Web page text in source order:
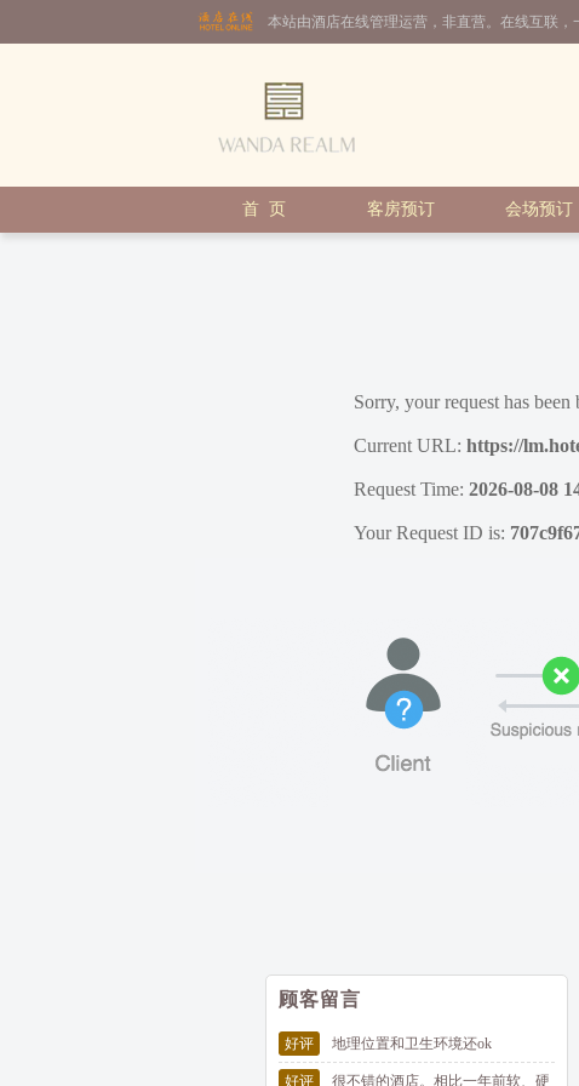
本站由酒店在线管理运营，非直营。在线互联，
首 页 客房预订 会场预订
顾客留言
好评 地理位置和卫生环境还ok
好评 很不错的酒店。相比一年前软、硬